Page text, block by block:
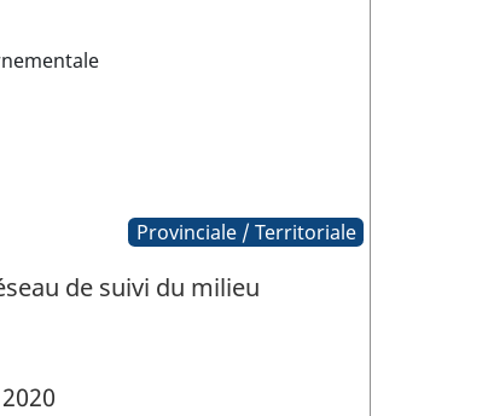
Provinciale / Territoriale
de suivi du milieu